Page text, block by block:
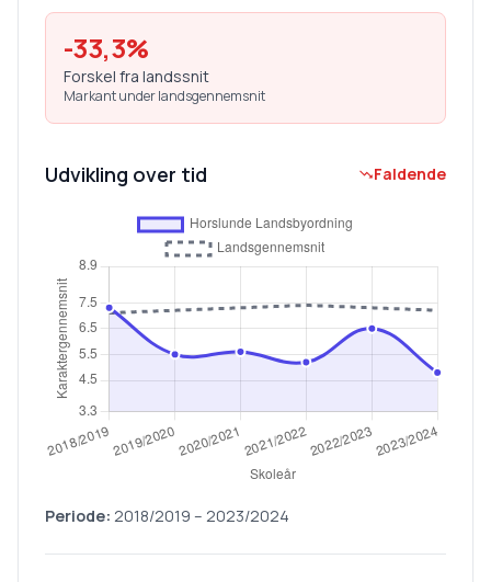
-33,3%
Forskel fra landssnit
Markant under landsgennemsnit
Udvikling over tid Faldende
Periode: 2018/2019 – 2023/2024